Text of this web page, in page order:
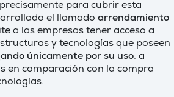
para cubrir esta
el llamado arrendamiento
a las empresas tener acceso a
y tecnologías que poseen
únicamente por su uso, a
en comparación con la compra